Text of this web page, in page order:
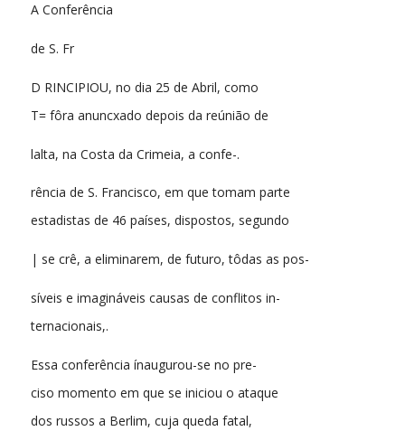
A Conferência
de S. Fr
D RINCIPIOU, no dia 25 de Abril, como
T= fôra anuncxado depois da reúnião de
lalta, na Costa da Crimeia, a confe-.
rência de S. Francisco, em que tomam parte
estadistas de 46 países, dispostos, segundo
| se crê, a eliminarem, de futuro, tôdas as pos-
síveis e imagináveis causas de conflitos in-
ternacionais,.
Essa conferência ínaugurou-se no pre-
ciso momento em que se iniciou o ataque
dos russos a Berlim, cuja queda fatal,